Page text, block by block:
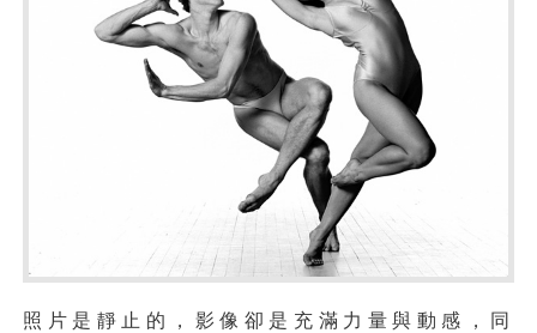
照片是靜止的，影像卻是充滿力量與動感，同